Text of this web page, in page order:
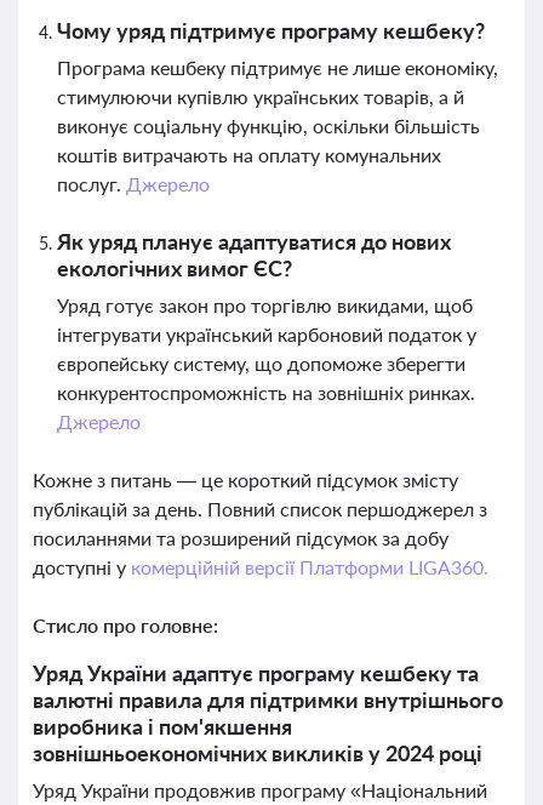
Чому уряд підтримує програму кешбеку?
Програма кешбеку підтримує не лише економіку,
стимулюючи купівлю українських товарів, а й
виконує соціальну функцію, оскільки більшість
коштів витрачають на оплату комунальних
послуг. Джерело
Як уряд планує адаптуватися до нових
екологічних вимог ЄС?
Уряд готує закон про торгівлю викидами, щоб
інтегрувати український карбоновий податок у
європейську систему, що допоможе зберегти
конкурентоспроможність на зовнішніх ринках.
Джерело
Кожне з питань — це короткий підсумок змісту
публікацій за день. Повний список першоджерел з
посиланнями та розширений підсумок за добу
доступні у комерційній версії Платформи LIGA360.
Стисло про головне:
Уряд України адаптує програму кешбеку та
валютні правила для підтримки внутрішнього
виробника і пом'якшення
зовнішньоекономічних викликів у 2024 році
Уряд України продовжив програму «Національний